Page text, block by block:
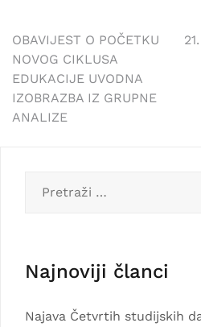
Navigacija
članaka
OBAVIJEST O POČETKU
NOVOG CIKLUSA
EDUKACIJE UVODNA
IZOBRAZBA IZ GRUPNE
ANALIZE
Najnoviji članci
Najava Četvrtih studijskih